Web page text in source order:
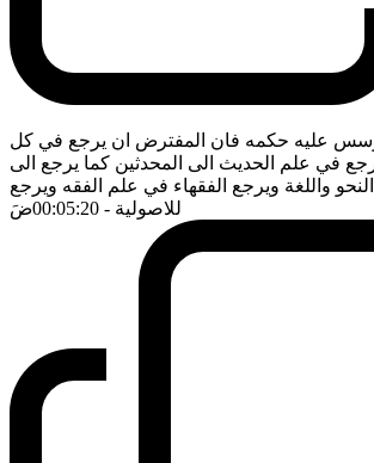
عليه حكمه فان المفترض ان يرجع في كل
في علم الحديث الى المحدثين كما يرجع الى
واللغة ويرجع الفقهاء في علم الفقه ويرجع
للاصولية - 00:05:20 ضَ